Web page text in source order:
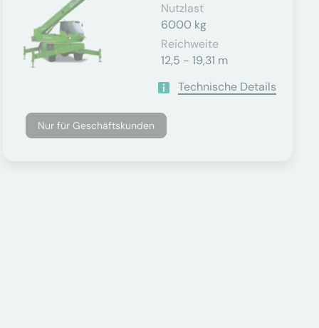
Nutzlast
6000 kg
Reichweite
12,5 - 19,31 m
Technische Details
Nur für Geschäftskunden